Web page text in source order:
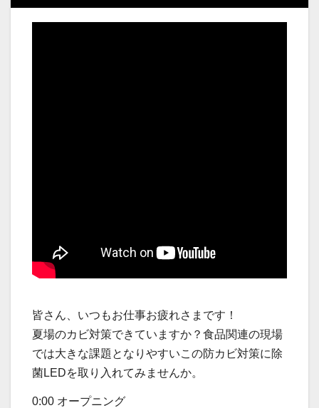
皆さん、いつもお仕事お疲れさまです！
夏場のカビ対策できていますか？食品関連の現場
では大きな課題となりやすいこの防カビ対策に除
菌LEDを取り入れてみませんか。
0:00 オープニング